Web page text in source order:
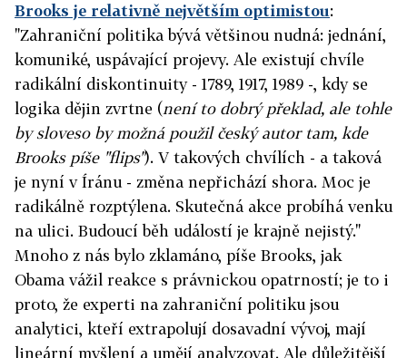
Brooks je relativně největším optimistou:
"Zahraniční politika bývá většinou nudná: jednání,
komuniké, uspávající projevy. Ale existují chvíle
radikální diskontinuity - 1789, 1917, 1989 -, kdy se
logika dějin zvrtne (není to dobrý překlad, ale tohle
by sloveso by možná použil český autor tam, kde
Brooks píše "flips"). V takových chvílích - a taková
je nyní v Íránu - změna nepřichází shora. Moc je
radikálně rozptýlena. Skutečná akce probíhá venku
na ulici. Budoucí běh událostí je krajně nejistý."
Mnoho z nás bylo zklamáno, píše Brooks, jak
Obama vážil reakce s právnickou opatrností; je to i
proto, že experti na zahraniční politiku jsou
analytici, kteří extrapolují dosavadní vývoj, mají
lineární myšlení a umějí analyzovat. Ale důležitější